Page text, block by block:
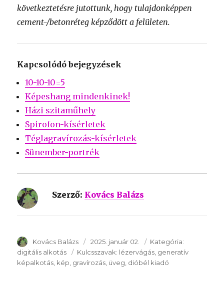
következtetésre jutottunk, hogy tulajdonképpen
cement-/betonréteg képződött a felületen.
Kapcsolódó bejegyzések
10-10-10=5
Képeshang mindenkinek!
Házi szitaműhely
Spirofon-kísérletek
Téglagravírozás-kísérletek
Sünember-portrék
Szerző: Kovács Balázs
SzerzÅ
Kovács Balázs Közzétéve:
2025. január 02. Kategória:
digitális alkotás
Kulcsszavak: Kulcsszavak:
lézervágás generatív
képalkotás kép gravírozás üveg dióbél kiadó